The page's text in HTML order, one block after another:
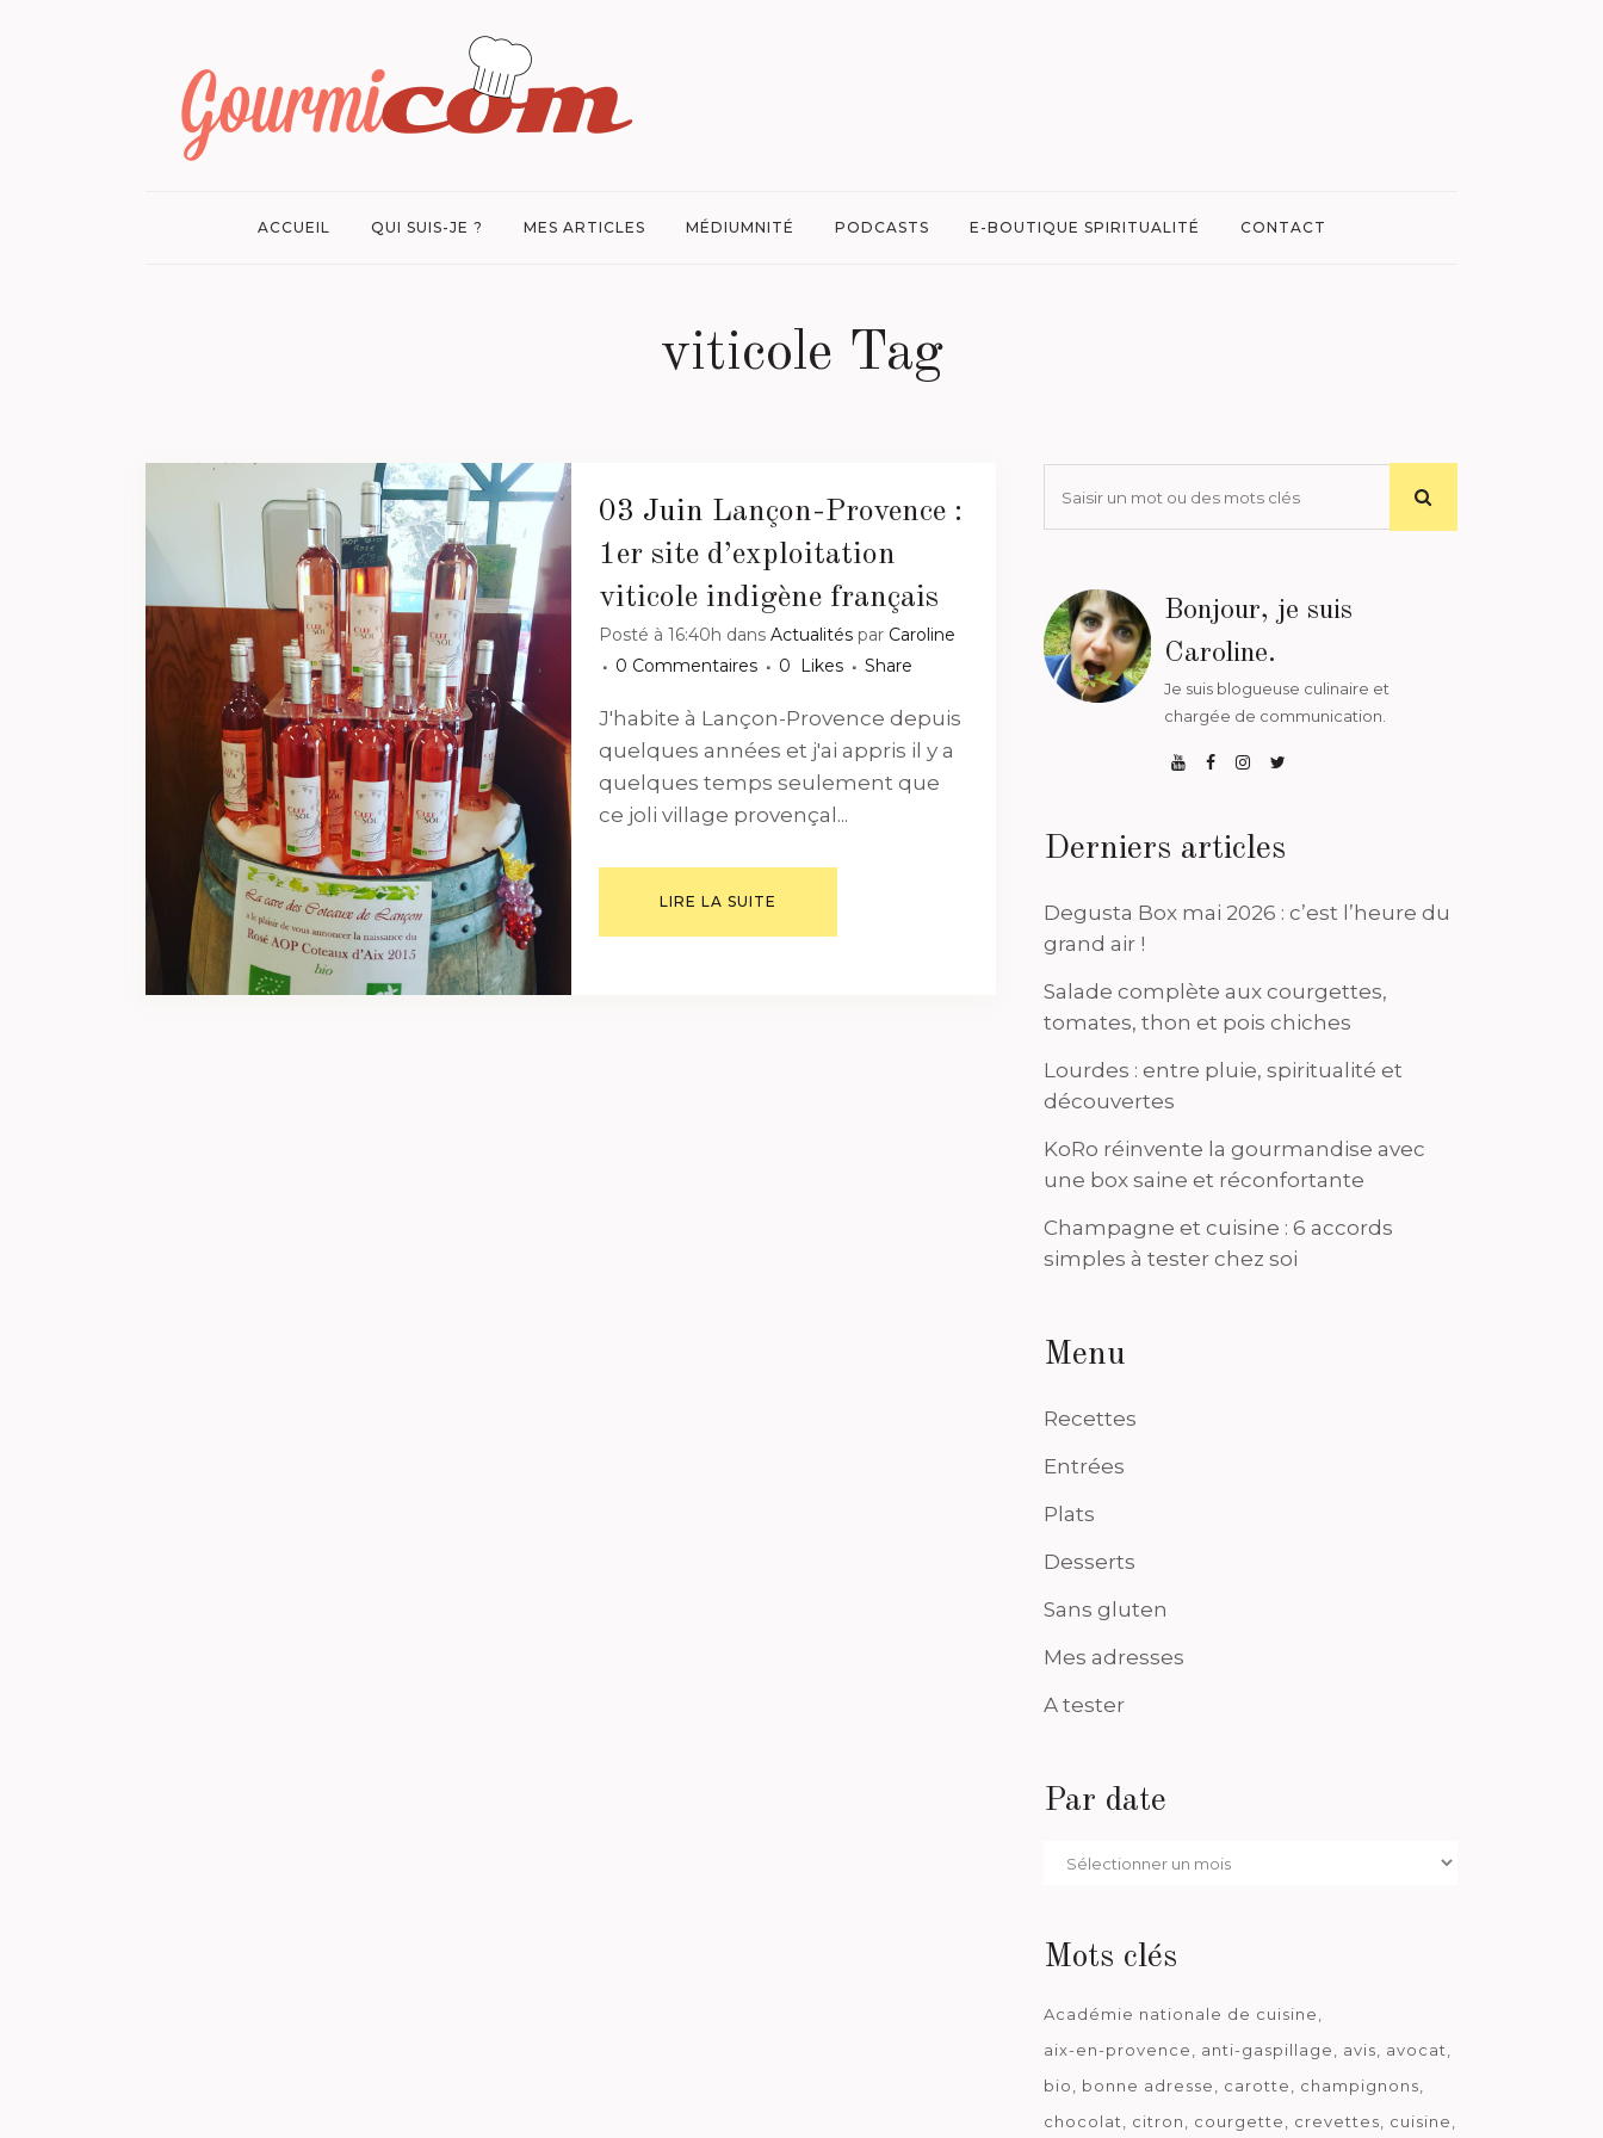
ACCUEIL QUI SUIS-JE ? MES ARTICLES MÉDIUMNITÉ PODCASTS E-BOUTIQUE SPIRITUALITÉ CONTACT
viticole Tag
03 Juin Lançon-Provence :
1er site d’exploitation
viticole indigène français
Posté à 16:40h dans Actualités par Caroline
0 Commentaires
0 Likes Share
J'habite à Lançon-Provence depuis
quelques années et j'ai appris il y a
quelques temps seulement que
ce joli village provençal...
LIRE LA SUITE
Bonjour, je suis
Caroline.
Je suis blogueuse culinaire et
chargée de communication.
Derniers articles
Degusta Box mai 2026 : c’est l’heure du
grand air !
Salade complète aux courgettes,
tomates, thon et pois chiches
Lourdes : entre pluie, spiritualité et
découvertes
KoRo réinvente la gourmandise avec
une box saine et réconfortante
Champagne et cuisine : 6 accords
simples à tester chez soi
Menu
Recettes
Entrées
Plats
Desserts
Sans gluten
Mes adresses
A tester
Par date
Par
Mots clés
Académie nationale de cuisine
aix-en-provence
anti-gaspillage avis
avocat
bio
bonne adresse carotte
champignons
chocolat
citron courgette crevettes
cuisine